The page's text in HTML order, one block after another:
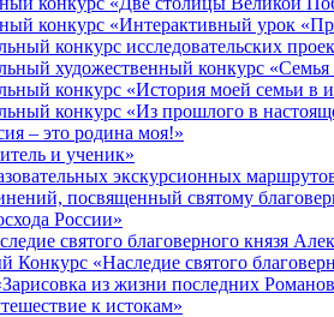
конкурс «Интерактивный урок
конкурс исследовательских
художественный конкурс «Семья
конкурс «История моей семьи в
конкурс «Из прошлого в
– это родина моя!»
и ученик»
экскурсионных
посвященный святому
России»
святого благоверного князя
Конкурс «Наследие святого
из жизни последних
к истокам»